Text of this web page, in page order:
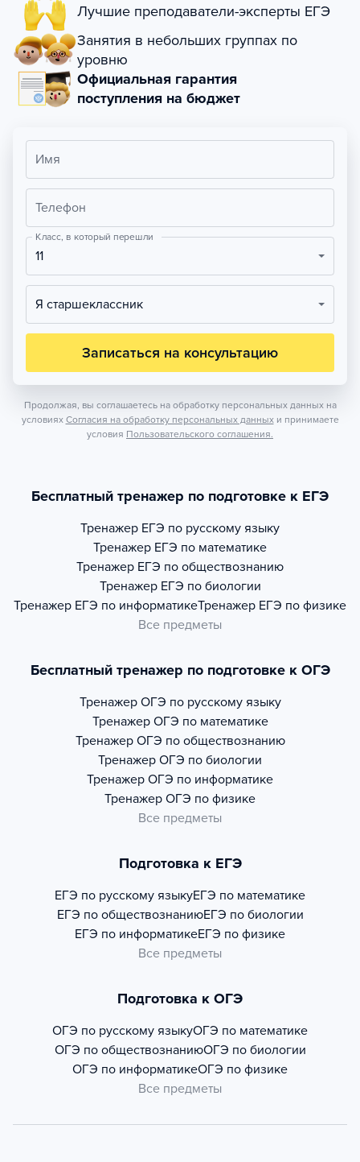
Лучшие преподаватели-эксперты ЕГЭ
Занятия в небольших группах по
уровню
Официальная гарантия
поступления на бюджет
Имя
Телефон
Класс, в который перешли
11
Я старшеклассник
Записаться на консультацию
Продолжая, вы соглашаетесь на обработку персональных данных на
условиях Согласия на обработку персональных данных и принимаете
условия Пользовательского соглашения.
Бесплатный тренажер по подготовке к ЕГЭ
Тренажер ЕГЭ по русскому языку
Тренажер ЕГЭ по математике
Тренажер ЕГЭ по обществознанию
Тренажер ЕГЭ по биологии
Тренажер ЕГЭ по информатикеТренажер ЕГЭ по физике
Все предметы
Бесплатный тренажер по подготовке к ОГЭ
Тренажер ОГЭ по русскому языку
Тренажер ОГЭ по математике
Тренажер ОГЭ по обществознанию
Тренажер ОГЭ по биологии
Тренажер ОГЭ по информатике
Тренажер ОГЭ по физике
Все предметы
Подготовка к ЕГЭ
ЕГЭ по русскому языкуЕГЭ по математике
ЕГЭ по обществознаниюЕГЭ по биологии
ЕГЭ по информатикеЕГЭ по физике
Все предметы
Подготовка к ОГЭ
ОГЭ по русскому языкуОГЭ по математике
ОГЭ по обществознаниюОГЭ по биологии
ОГЭ по информатикеОГЭ по физике
Все предметы